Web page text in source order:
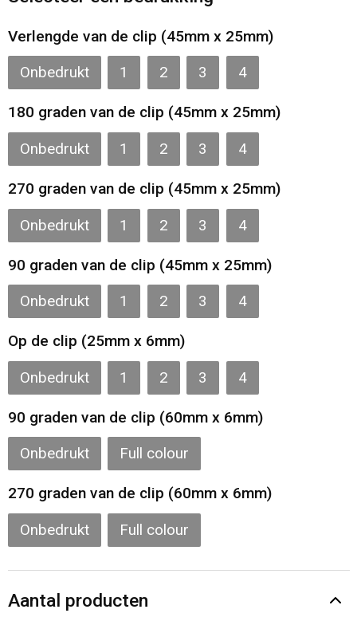
Gilets
Veiligheidsvesten en Veiligheidshesjes
Kledingaccessoires
Verlengde van de clip (45mm x 25mm)
Onbedrukt 1 2 3 4
180 graden van de clip (45mm x 25mm)
Onbedrukt 1 2 3 4
270 graden van de clip (45mm x 25mm)
Onbedrukt 1 2 3 4
90 graden van de clip (45mm x 25mm)
Onbedrukt 1 2 3 4
Op de clip (25mm x 6mm)
Onbedrukt 1 2 3 4
90 graden van de clip (60mm x 6mm)
Onbedrukt Full colour
270 graden van de clip (60mm x 6mm)
Onbedrukt Full colour
Aantal producten